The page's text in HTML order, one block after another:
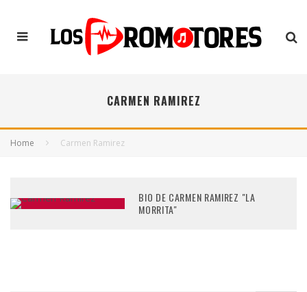
CARMEN RAMIREZ
Home Carmen Ramirez
BIO DE CARMEN RAMIREZ "LA
MORRITA"